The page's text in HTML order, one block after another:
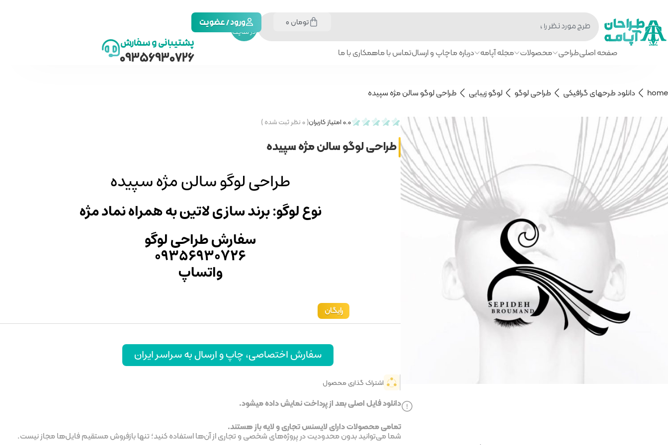
جستجو
در سایت
تومان ورود / عضویت
صفحه اصلیطراحی محصولات مجله آپامه درباره ماچاپ و ارسالتماس با ماهمکاری با ما
پشتیبانی و سفارش
09356930726
home دانلود طرحهای گرافیکی طراحی لوگو لوگو زیبایی طراحی لوگو سالن مژه سپیده
0.0امتیاز کاربران(۰نظر ثبت شده )
طراحی لوگو سالن مژه سپیده
طراحی لوگو سالن مژه سپیده
نوع لوگو: برند سازی لاتین به همراه نماد مژه
سفارش طراحی لوگو
۰۹۳۵۶۹۳۰۷۲۶
واتساپ
رایگان
سفارش اختصاصی، چاپ و ارسال به سراسر ایران
اشتراک گذاری محصول
دانلود فایل اصلی بعد از پرداخت نمایش داده میشود.
تمامی محصولات دارای لایسنس تجاری و لایه باز هستند.
شما می‌توانید بدون محدودیت در پروژه‌های شخصی و تجاری از آن‌ها استفاده کنید؛ تنها بازفروش مستقیم فایل‌ها مجاز نیست.